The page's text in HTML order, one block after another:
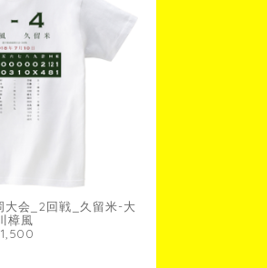
大会_2回戦_久留米-大
樟風